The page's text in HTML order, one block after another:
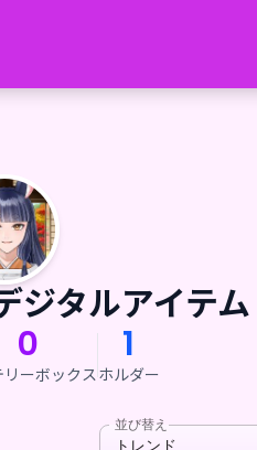
ジタルアイテム
0
ーボックス
1
ホルダー
並び替え
トレンド